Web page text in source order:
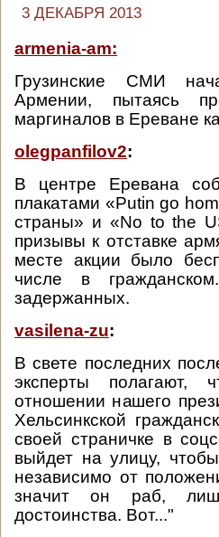
3 ДЕКАБРЯ 2013
armenia-am:
Грузинские СМИ
Армении, пытаясь
маргиналов в Ереване
olegpanfilov2:
В центре Еревана
плакатами «Putin go
страны» и «No to the
призывы к отставке
месте акции было
числе в
задержанных.
vasilena-zu:
В свете последних
эксперты полагают,
отношении нашего
Хельсинкской
своей страничке в
выйдет на улицу,
независимо от
значит он раб,
достоинства. Вот..."